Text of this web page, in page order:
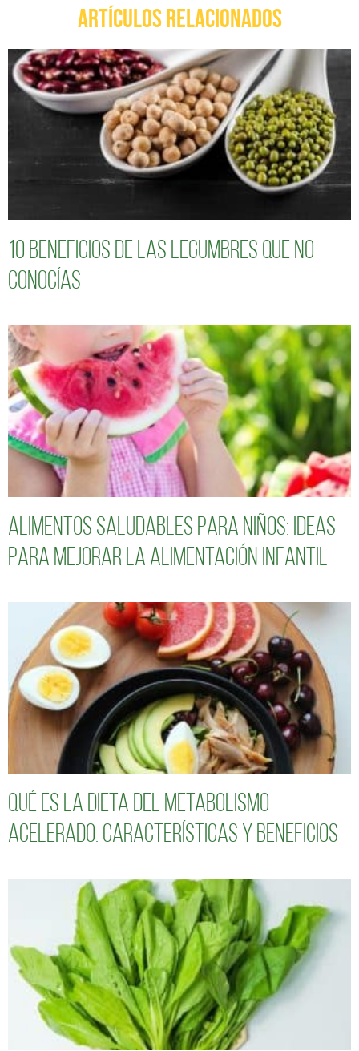
ARTÍCULOS RELACIONADOS
10 Beneficios de las legumbres que no
conocías
Alimentos saludables para niños: Ideas
para mejorar la alimentación infantil
Qué es la dieta del metabolismo
acelerado: características y beneficios